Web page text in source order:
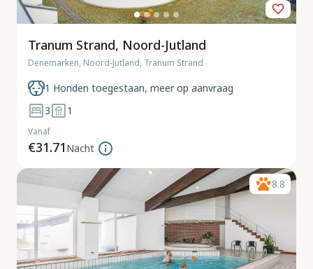
Tranum Strand, Noord-Jutland
Denemarken, Noord-Jutland, Tranum Strand
1 Honden toegestaan, meer op aanvraag
3
1
Vanaf
€31.71 Nacht
8.8